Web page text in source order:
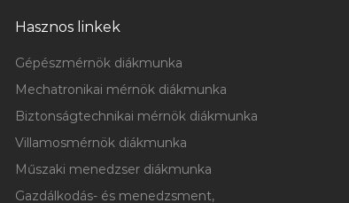
Hasznos linkek
Gépészmérnök diákmunka
Mechatronikai mérnök diákmunka
Biztonságtechnikai mérnök diákmunka
Villamosmérnök diákmunka
Műszaki menedzser diákmunka
Gazdálkodás- és menedzsment,